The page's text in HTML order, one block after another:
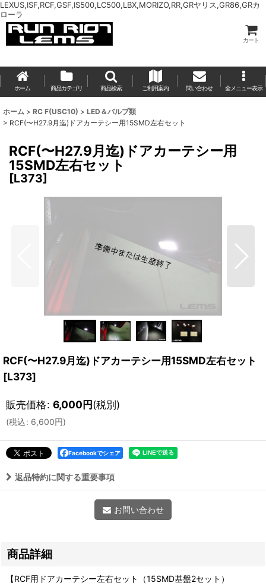
LEXUS,ISF,RCF,GSF,IS500,LC500,LBX,MORIZO,RR,GRヤリス,GR86,GRカ
ローラ
カート
ホーム 商品カテゴリ 商品検索 ご利用案内 問い合わせ 全メニュー表示
ホーム > RC F(USC10) > LED＆バルブ類
> RCF(〜H27.9月迄)ドアカーテシー用15SMD左右セット
RCF(〜H27.9月迄)ドアカーテシー用
15SMD左右セット
[L373]
RCF(〜H27.9月迄)ドアカーテシー用15SMD左右セット
[L373]
販売価格: 6,000円(税別)
(税込: 6,600円)
Facebookでシェア
返品特約に関する重要事項
お問い合わせ
商品詳細
【RCF用ドアカーテシー左右セット（15SMD基盤2セット）